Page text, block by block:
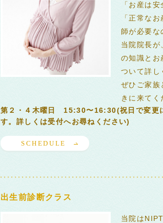
「お産は安
「正常な
師が必要な
当院院長が
の知識とお
ついて詳し
ぜひご家族
きに来てく
第２・４木曜日 15:30〜16:30(祝日で変更
す。詳しくは受付へお尋ねください)
SCHEDULE
出生前診断クラス
当院は